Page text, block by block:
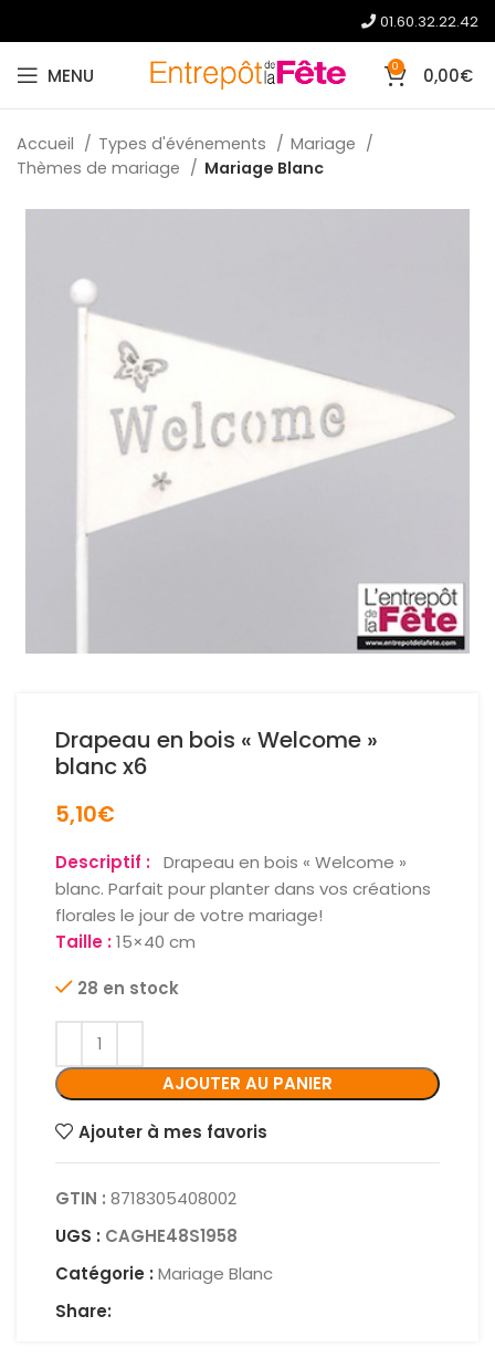
01.60.32.22.42
MENU 0 0,00€
Accueil Types d'événements
Mariage
Thèmes de mariage
Mariage Blanc
Drapeau en bois « Welcome »
blanc x6
5,10€
Descriptif : Drapeau en bois « Welcome »
blanc. Parfait pour planter dans vos créations
florales le jour de votre mariage!
Taille :15×40 cm
28 en stock
AJOUTER AU PANIER
Ajouter à mes favoris
GTIN : 8718305408002
UGS : CAGHE48S1958
Catégorie : Mariage Blanc
Share: